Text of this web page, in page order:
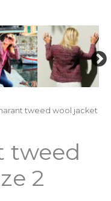
tweed wool jacket
tweed
2